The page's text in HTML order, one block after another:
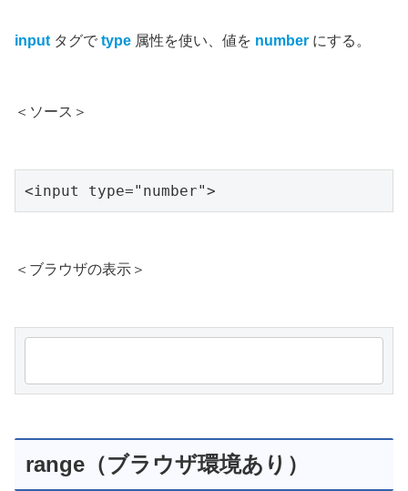
input タグで type 属性を使い、値を number にする。
＜ソース＞
<input type="number">
＜ブラウザの表示＞
range（ブラウザ環境あり）